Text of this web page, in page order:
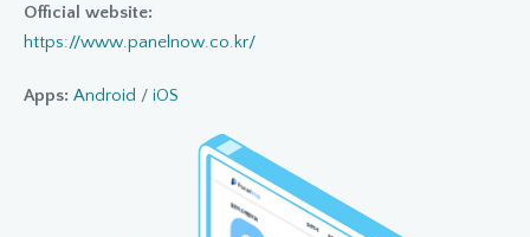
Official website:
https://www.panelnow.co.kr/
Apps: Android / iOS